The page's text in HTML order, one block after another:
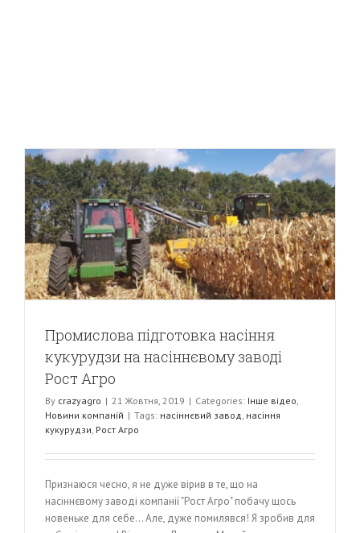
Промислова підготовка насіння
кукурудзи на насіннєвому заводі
Рост Агро
By crazyagro | 21 Жовтня, 2019 | Categories: Інше відео
Новини компаній | Tags: насіннєвий завод насіння
кукурудзи Рост Агро
Признаюся чесно, я не дуже вірив в те, що на
насіннєвому заводі компанії "Рост Агро" побачу щось
новеньке для себе... Але, дуже помилявся! Я зробив для